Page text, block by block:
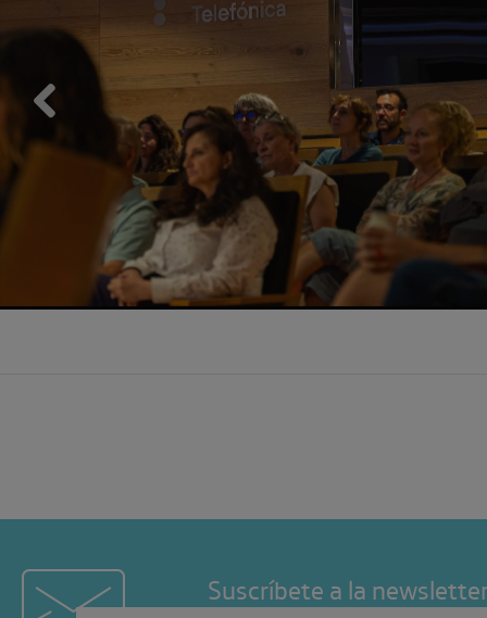
Previous
Suscríbete a la